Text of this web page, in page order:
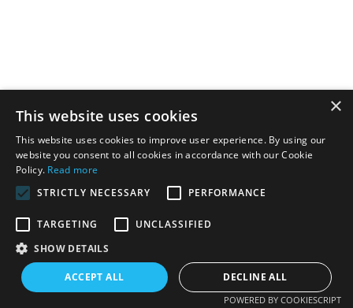
×
This website uses cookies
This website uses cookies to improve user experience. By using our
website you consent to all cookies in accordance with our Cookie
Policy. Read more
STRICTLY NECESSARY
PERFORMANCE
TARGETING
UNCLASSIFIED
SHOW DETAILS
ACCEPT ALL DECLINE ALL
POWERED BY COOKIESCRIPT